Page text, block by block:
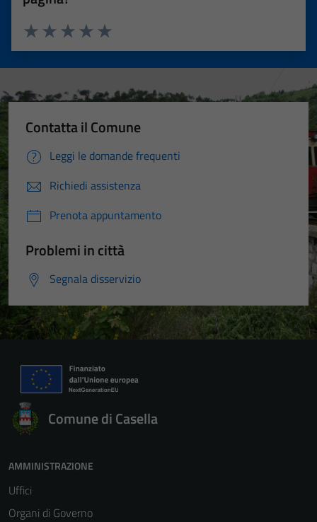
Valuta 5 stelle su 5
Valuta 4 stelle su 5
Valuta 3 stelle su 5
Valuta 2 stelle su 5
Valuta 1 stelle su 5
Contatta il Comune
Leggi le domande frequenti
Richiedi assistenza
Prenota appuntamento
Problemi in città
Segnala disservizio
Comune di Casella
AMMINISTRAZIONE
Uffici
Organi di Governo